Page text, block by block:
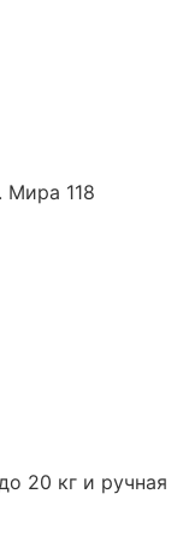
Мира 118
20 кг и ручная